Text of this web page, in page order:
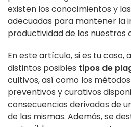
existen los conocimientos y
adecuadas para mantener la
productividad de los nuestros
En este artículo, si es tu caso,
distintos posibles tipos de
cultivos, así como los
preventivos y curativos
consecuencias derivadas de
de las mismas. Además, se